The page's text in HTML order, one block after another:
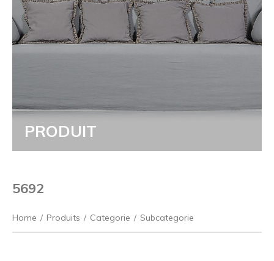
PRODUIT
5692
Home / Produits / Categorie / Subcategorie